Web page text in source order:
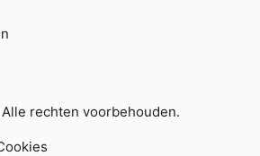
rechten voorbehouden.